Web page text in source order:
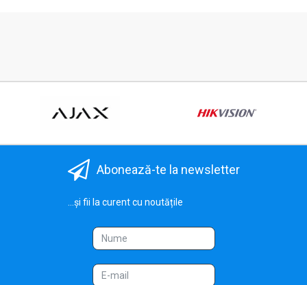
Abonează-te la newsletter
...și fii la curent cu noutățile